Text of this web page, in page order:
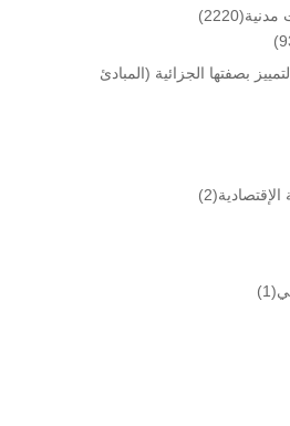
مدنية(2220)
بصفتها الجزائية (المبادئ
(2)
(1)